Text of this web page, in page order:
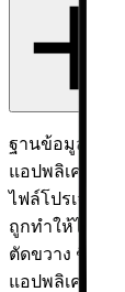
ฐานข้อมูลของ
แอปพลิเคชันค
ไฟล์โปรเจกต์
ถูกทำให้ไม่ระ
ตัดขวาง ชิ้นส่
แอปพลิเคชันเ